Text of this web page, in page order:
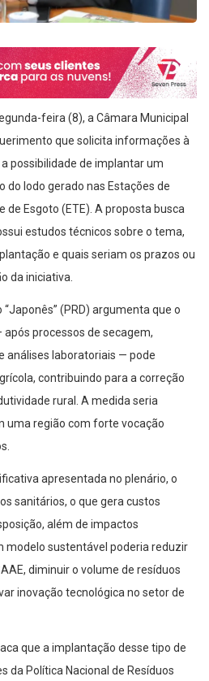
feira (8), a Câmara Municipal
que solicita informações à
possibilidade de implantar um
lodo gerado nas Estações de
de Esgoto (ETE). A proposta busca
estudos técnicos sobre o tema,
e quais seriam os prazos ou
da iniciativa.
(PRD) argumenta que o
processos de secagem,
análises laboratoriais — pode
contribuindo para a correção
rural. A medida seria
uma região com forte vocação
apresentada no plenário, o
sanitários, o que gera custos
além de impactos
modelo sustentável poderia reduzir
diminuir o volume de resíduos
inovação tecnológica no setor de
que a implantação desse tipo de
da Política Nacional de Resíduos